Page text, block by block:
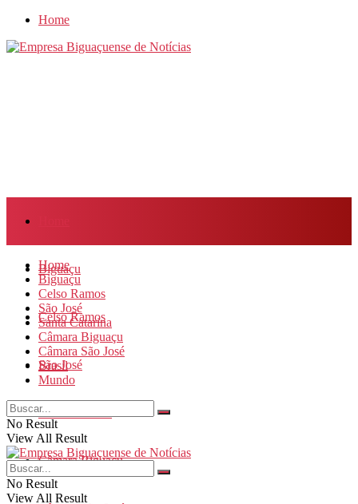
Home
Biguaçu
Celso Ramos
São José
Santa Catarina
Câmara Biguaçu
Home
Biguaçu
Celso Ramos
São José
Santa Catarina
Câmara Biguaçu
Câmara São José
Brasil
Mundo
No Result
View All Result
No Result
View All Result